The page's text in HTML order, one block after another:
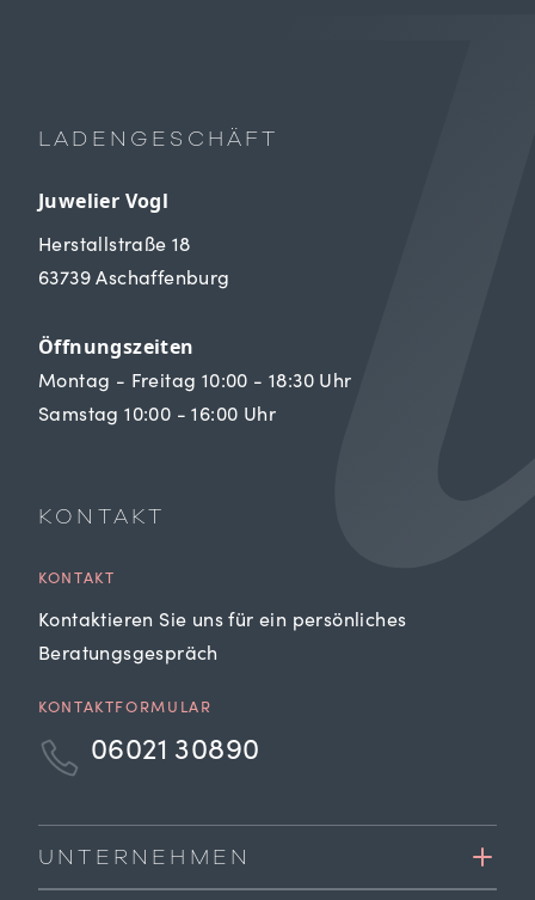
LADENGESCHÄFT
Juwelier Vogl
Herstallstraße 18
63739 Aschaffenburg
Öffnungszeiten
Montag - Freitag 10:00 - 18:30 Uhr
Samstag 10:00 - 16:00 Uhr
KONTAKT
KONTAKT
Kontaktieren Sie uns für ein persönliches
Beratungsgespräch
KONTAKTFORMULAR
06021 30890
UNTERNEHMEN